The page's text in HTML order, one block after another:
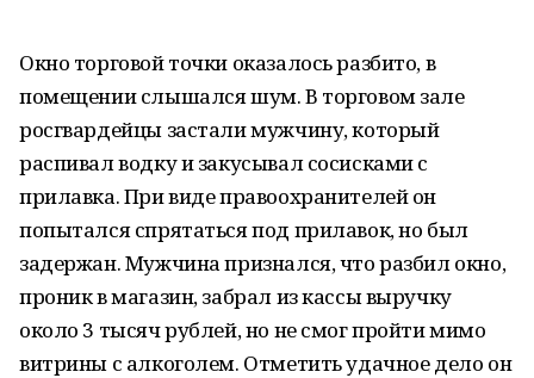
Окно торговой точки оказалось разбито, в
помещении слышался шум. В торговом зале
росгвардейцы застали мужчину, который
распивал водку и закусывал сосисками с
прилавка. При виде правоохранителей он
попытался спрятаться под прилавок, но был
задержан. Мужчина признался, что разбил окно,
проник в магазин, забрал из кассы выручку
около 3 тысяч рублей, но не смог пройти мимо
витрины с алкоголем. Отметить удачное дело он